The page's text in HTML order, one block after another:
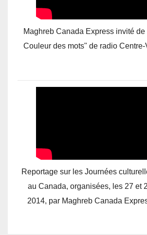
Maghreb Canada Express invité
Couleur des mots" de radio Centre-
Reportage sur les Journées
au Canada, organisées, les 27 et
2014, par Maghreb Canada